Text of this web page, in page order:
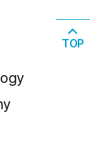
TOP